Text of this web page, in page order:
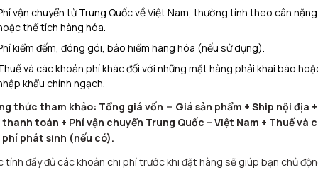
vận chuyển từ Trung Quốc về Việt Nam, thường tính theo cân nặng
thể tích hàng hóa.
kiểm đếm, đóng gói, bảo hiểm hàng hóa (nếu sử dụng).
và các khoản phí khác đối với những mặt hàng phải khai báo
khẩu chính ngạch.
thức tham khảo: Tổng giá vốn = Giá sản phẩm + Ship nội địa +
thanh toán + Phí vận chuyển Trung Quốc – Việt Nam + Thuế và
phát sinh (nếu có).
tính đầy đủ các khoản chi phí trước khi đặt hàng sẽ giúp bạn chủ